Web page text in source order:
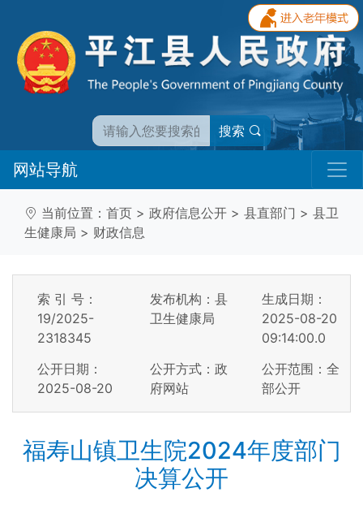
搜索
网站导航
当前位置： 首页 > 政府信息公开 > 县直部门 > 县卫
生健康局 > 财政信息
索 引 号：
19/2025-
2318345
发布机构：县
卫生健康局
生成日期：
2025-08-20
09:14:00.0
公开日期：
2025-08-20
公开方式：政
府网站
公开范围：全
部公开
福寿山镇卫生院2024年度部门
决算公开